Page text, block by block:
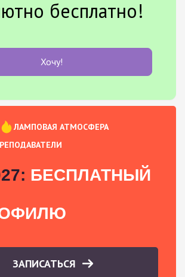
бесплатно!
Хочу!
ЛАМПОВАЯ АТМОСФЕРА
БЕСПЛАТНЫЙ
ЗАПИСАТЬСЯ